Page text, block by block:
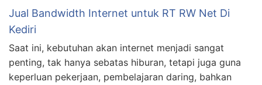
Jual Bandwidth Internet untuk RT RW Net Di
Kediri
Saat ini, kebutuhan akan internet menjadi sangat
penting, tak hanya sebatas hiburan, tetapi juga guna
keperluan pekerjaan, pembelajaran daring, bahkan